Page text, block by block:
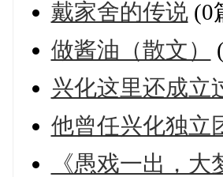
戴家舍的传说(0
做酱油（散文）
兴化这里还成立
他曾任兴化独立
《愚戏一出，大